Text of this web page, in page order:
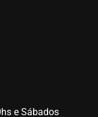
e Sábados